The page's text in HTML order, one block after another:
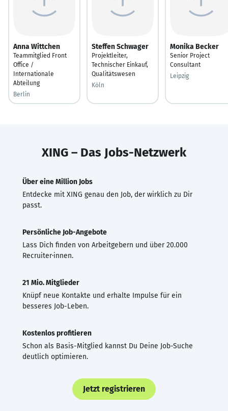
Anna Wittchen
Teammitglied Front
Office /
Internationale
Abteilung
Berlin
Steffen Schwager
Projektleiter,
Technischer Einkauf,
Qualitätswesen
Köln
Monika Becker
Senior Project
Consultant
Leipzig
XING – Das Jobs-Netzwerk
Über eine Million Jobs
Entdecke mit XING genau den Job, der wirklich zu Dir
passt.
Persönliche Job-Angebote
Lass Dich finden von Arbeitgebern und über 20.000
Recruiter·innen.
21 Mio. Mitglieder
Knüpf neue Kontakte und erhalte Impulse für ein
besseres Job-Leben.
Kostenlos profitieren
Schon als Basis-Mitglied kannst Du Deine Job-Suche
deutlich optimieren.
Jetzt registrieren